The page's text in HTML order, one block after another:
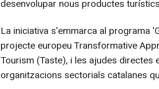
desenvolupar nous productes
La iniciativa s'emmarca al programa
projecte europeu Transformative
Tourism (Taste), i les ajudes directes
organitzacions sectorials catalanes